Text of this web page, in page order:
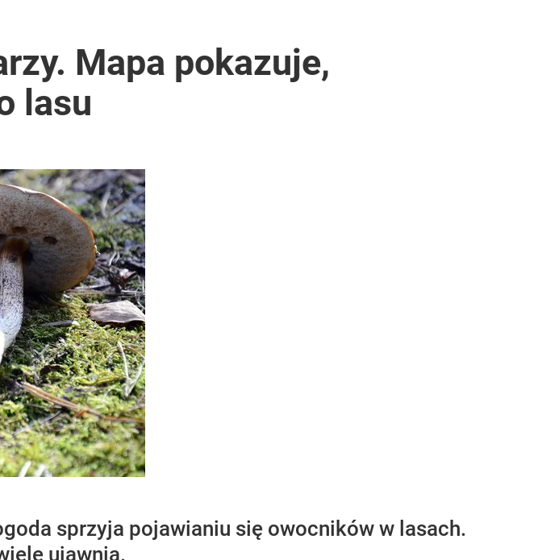
Mapa pokazuje,
lasu
sprzyja pojawianiu się owocników w lasach.
ujawnia.